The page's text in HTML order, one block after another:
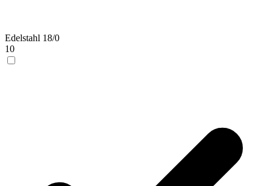
Edelstahl 18/0
10